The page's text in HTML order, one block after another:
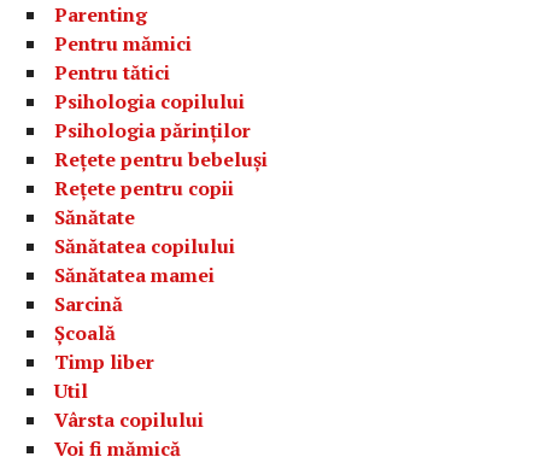
Parenting
Pentru mămici
Pentru tătici
Psihologia copilului
Psihologia părinților
Rețete pentru bebeluși
Rețete pentru copii
Sănătate
Sănătatea copilului
Sănătatea mamei
Sarcină
Școală
Timp liber
Util
Vârsta copilului
Voi fi mămică